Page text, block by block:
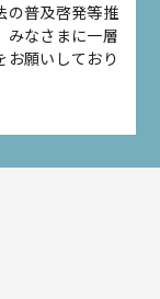
の普及啓発等推
みなさまに一層
お願いしており